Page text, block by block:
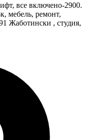
все включено-2900.
мебель, ремонт,
Жаботински , студия,